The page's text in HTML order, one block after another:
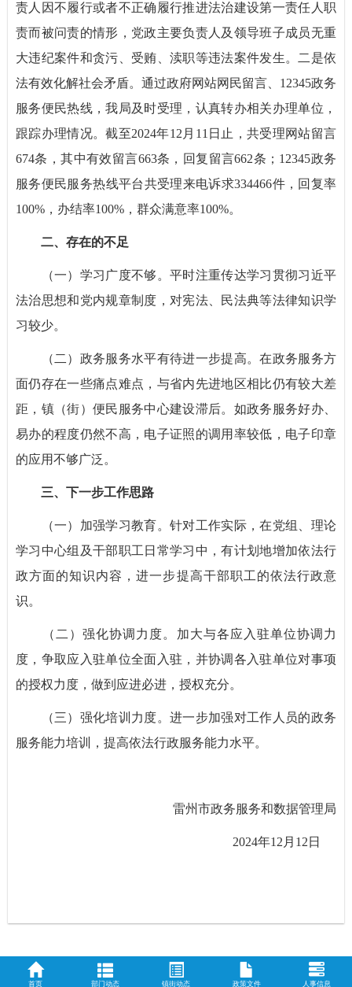
责人因不履行或者不正确履行推进法治建设第一责任人职
责而被问责的情形，党政主要负责人及领导班子成员无重
大违纪案件和贪污、受贿、渎职等违法案件发生。二是依
法有效化解社会矛盾。通过政府网站网民留言、12345政务
服务便民热线，我局及时受理，认真转办相关办理单位，
跟踪办理情况。截至2024年12月11日止，共受理网站留言
674条，其中有效留言663条，回复留言662条；12345政务
服务便民服务热线平台共受理来电诉求334466件，回复率
100%，办结率100%，群众满意率100%。
二、存在的不足
（一）学习广度不够。平时注重传达学习贯彻习近平
法治思想和党内规章制度，对宪法、民法典等法律知识学
习较少。
（二）政务服务水平有待进一步提高。在政务服务方
面仍存在一些痛点难点，与省内先进地区相比仍有较大差
距，镇（街）便民服务中心建设滞后。如政务服务好办、
易办的程度仍然不高，电子证照的调用率较低，电子印章
的应用不够广泛。
三、下一步工作思路
（一）加强学习教育。针对工作实际，在党组、理论
学习中心组及干部职工日常学习中，有计划地增加依法行
政方面的知识内容，进一步提高干部职工的依法行政意
识。
（二）强化协调力度。加大与各应入驻单位协调力
度，争取应入驻单位全面入驻，并协调各入驻单位对事项
的授权力度，做到应进必进，授权充分。
（三）强化培训力度。进一步加强对工作人员的政务
服务能力培训，提高依法行政服务能力水平。
雷州市政务服务和数据管理局
2024年12月12日
首页 部门动态 镇街动态 政策文件 人事信息